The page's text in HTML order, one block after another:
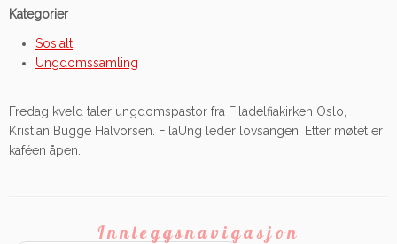
Kategorier
Sosialt
Ungdomssamling
Fredag kveld taler ungdomspastor fra Filadelfiakirken Oslo,
Kristian Bugge Halvorsen. FilaUng leder lovsangen. Etter møtet er
kaféen åpen.
Innleggsnavigasjon